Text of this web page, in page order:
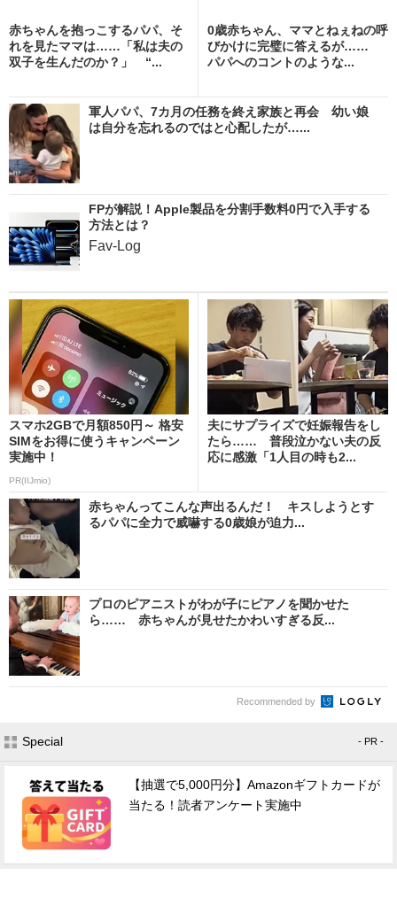
赤ちゃんを抱っこするパパ、そ
れを見たママは……「私は夫の
双子を生んだのか？」 “...
0歳赤ちゃん、ママとねぇねの呼
びかけに完璧に答えるが……
パパへのコントのような...
軍人パパ、7カ月の任務を終え家族と再会 幼い娘
は自分を忘れるのではと心配したが…...
FPが解説！Apple製品を分割手数料0円で入手する
方法とは？
Fav-Log
スマホ2GBで月額850円～ 格安
SIMをお得に使うキャンペーン
実施中！
PR(IIJmio)
夫にサプライズで妊娠報告をし
たら…… 普段泣かない夫の反
応に感激「1人目の時も2...
赤ちゃんってこんな声出るんだ！ キスしようとす
るパパに全力で威嚇する0歳娘が迫力...
プロのピアニストがわが子にピアノを聞かせた
ら…… 赤ちゃんが見せたかわいすぎる反...
Recommended by
Special - PR -
【抽選で5,000円分】Amazonギフトカードが
当たる！読者アンケート実施中